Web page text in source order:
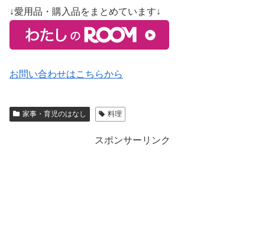
↓愛用品・購入品をまとめています↓
お問い合わせはこちらから
家事・育児のはなし 料理
スポンサーリンク